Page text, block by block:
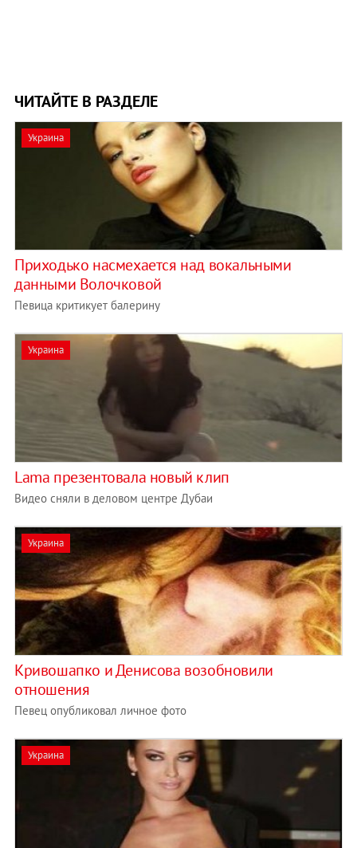
ЧИТАЙТЕ В РАЗДЕЛЕ
Украина
Приходько насмехается над вокальными
данными Волочковой
Певица критикует балерину
Украина
Lama презентовала новый клип
Видео сняли в деловом центре Дубаи
Украина
Кривошапко и Денисова возобновили
отношения
Певец опубликовал личное фото
Украина